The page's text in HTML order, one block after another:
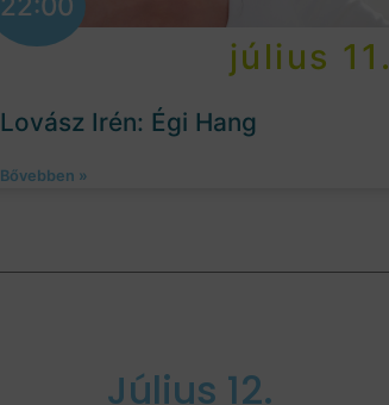
július 11.
Lovász Irén: Égi Hang
Bővebben »
Július 12.